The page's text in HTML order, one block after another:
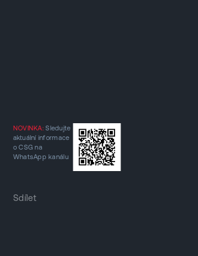
NOVINKA: Sledujte
aktuální informace
o CSG na
WhatsApp kanálu
Sdílet